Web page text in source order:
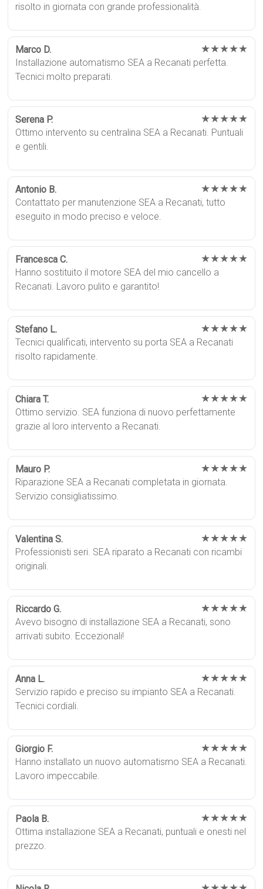
risolto in giornata con grande professionalità.
Marco D. ★★★★★
Installazione automatismo SEA a Recanati perfetta.
Tecnici molto preparati.
Serena P. ★★★★★
Ottimo intervento su centralina SEA a Recanati. Puntuali
e gentili.
Antonio B. ★★★★★
Contattato per manutenzione SEA a Recanati, tutto
eseguito in modo preciso e veloce.
Francesca C. ★★★★★
Hanno sostituito il motore SEA del mio cancello a
Recanati. Lavoro pulito e garantito!
Stefano L. ★★★★★
Tecnici qualificati, intervento su porta SEA a Recanati
risolto rapidamente.
Chiara T. ★★★★★
Ottimo servizio. SEA funziona di nuovo perfettamente
grazie al loro intervento a Recanati.
Mauro P. ★★★★★
Riparazione SEA a Recanati completata in giornata.
Servizio consigliatissimo.
Valentina S. ★★★★★
Professionisti seri. SEA riparato a Recanati con ricambi
originali.
Riccardo G. ★★★★★
Avevo bisogno di installazione SEA a Recanati, sono
arrivati subito. Eccezionali!
Anna L. ★★★★★
Servizio rapido e preciso su impianto SEA a Recanati.
Tecnici cordiali.
Giorgio F. ★★★★★
Hanno installato un nuovo automatismo SEA a Recanati.
Lavoro impeccabile.
Paola B. ★★★★★
Ottima installazione SEA a Recanati, puntuali e onesti nel
prezzo.